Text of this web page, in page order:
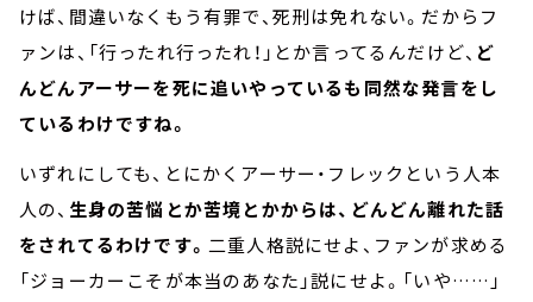
けば、間違いなくもう有罪で、死刑は免れない。だからフ
ァンは、「行ったれ行ったれ！」とか言ってるんだけど、 ど
んどんアーサーを死に追いやっているも同然な発言をし
ているわけですね。
いずれにしても、とにかくアーサー・フレックという人本
人の、 生身の苦悩とか苦境とかからは、どんどん離れた話
をされてるわけです。 二重人格説にせよ、ファンが求める
「ジョーカーこそが本当のあなた」説にせよ。「いや……」